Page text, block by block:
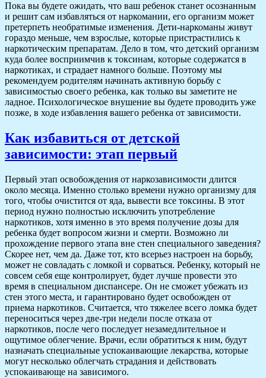
Пока вы будете ожидать, что ваш ребенок станет осознанным
и решит сам избавляться от наркомании, его организм может
претерпеть необратимые изменения. Дети-наркоманы живут
гораздо меньше, чем взрослые, которые пристрастились к
наркотическим препаратам. Дело в том, что детский организм
куда более восприимчив к токсинам, которые содержатся в
наркотиках, и страдает намного больше. Поэтому мы
рекомендуем родителям начинать активную борьбу с
зависимостью своего ребенка, как только вы заметите не
ладное. Психологическое внушение вы будете проводить уже
позже, в ходе избавления вашего ребенка от зависимости.
Как избавиться от детской
зависимости: этап первый
Первый этап освобождения от наркозависимости длится
около месяца. Именно столько времени нужно организму для
того, чтобы очистится от яда, вывести все токсины. В этот
период нужно полностью исключить употребление
наркотиков, хотя именно в это время получение дозы для
ребенка будет вопросом жизни и смерти. Возможно ли
прохождение первого этапа вне стен специального заведения?
Скорее нет, чем да. Даже тот, кто всерьез настроен на борьбу,
может не совладать с ломкой и сорваться. Ребенку, который не
совсем себя еще контролирует, будет лучше провести это
время в специальном диспансере. Он не сможет убежать из
стен этого места, и гарантировано будет освобожден от
приема наркотиков. Считается, что тяжелее всего ломка будет
переноситься через две-три недели после отказа от
наркотиков, после чего последует незамедлительное и
ощутимое облегчение. Врачи, если обратиться к ним, будут
назначать специальные успокаивающие лекарства, которые
могут несколько облегчать страдания и действовать
успокаивающе на зависимого.